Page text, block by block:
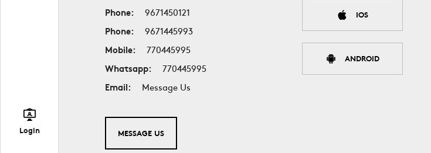
Login
Phone:
9671450121
Phone:
9671445993
Mobile:
770445995
Whatsapp:
770445995
Email:
Message Us
MESSAGE US
IOS
ANDROID